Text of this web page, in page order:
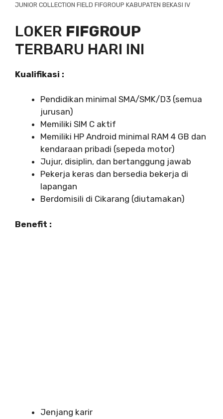
JUNIOR COLLECTION FIELD FIFGROUP KABUPATEN BEKASI IV
LOKER FIFGROUP
TERBARU HARI INI
Kualifikasi :
Pendidikan minimal SMA/SMK/D3 (semua
jurusan)
Memiliki SIM C aktif
Memiliki HP Android minimal RAM 4 GB dan
kendaraan pribadi (sepeda motor)
Jujur, disiplin, dan bertanggung jawab
Pekerja keras dan bersedia bekerja di
lapangan
Berdomisili di Cikarang (diutamakan)
Benefit :
Jenjang karir